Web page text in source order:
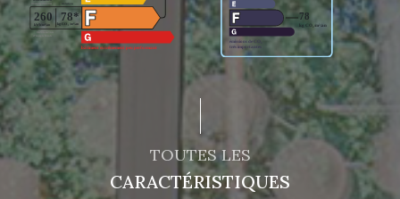
TOUTES LES
CARACTÉRISTIQUES